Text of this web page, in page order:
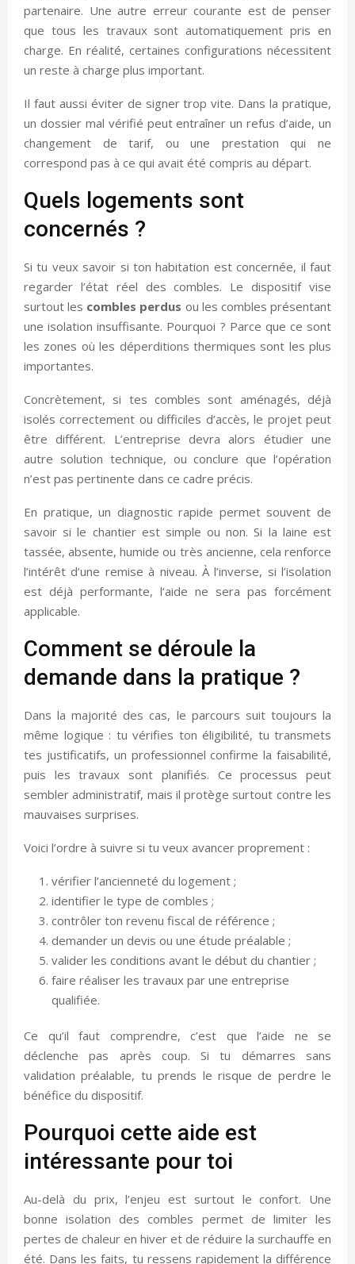
partenaire. Une autre erreur courante est de penser
que tous les travaux sont automatiquement pris en
charge. En réalité, certaines configurations nécessitent
un reste à charge plus important.
Il faut aussi éviter de signer trop vite. Dans la pratique,
un dossier mal vérifié peut entraîner un refus d’aide, un
changement de tarif, ou une prestation qui ne
correspond pas à ce qui avait été compris au départ.
Quels logements sont
concernés ?
Si tu veux savoir si ton habitation est concernée, il faut
regarder l’état réel des combles. Le dispositif vise
surtout les combles perdus ou les combles présentant
une isolation insuffisante. Pourquoi ? Parce que ce sont
les zones où les déperditions thermiques sont les plus
importantes.
Concrètement, si tes combles sont aménagés, déjà
isolés correctement ou difficiles d’accès, le projet peut
être différent. L’entreprise devra alors étudier une
autre solution technique, ou conclure que l’opération
n’est pas pertinente dans ce cadre précis.
En pratique, un diagnostic rapide permet souvent de
savoir si le chantier est simple ou non. Si la laine est
tassée, absente, humide ou très ancienne, cela renforce
l’intérêt d’une remise à niveau. À l’inverse, si l’isolation
est déjà performante, l’aide ne sera pas forcément
applicable.
Comment se déroule la
demande dans la pratique ?
Dans la majorité des cas, le parcours suit toujours la
même logique : tu vérifies ton éligibilité, tu transmets
tes justificatifs, un professionnel confirme la faisabilité,
puis les travaux sont planifiés. Ce processus peut
sembler administratif, mais il protège surtout contre les
mauvaises surprises.
Voici l’ordre à suivre si tu veux avancer proprement :
vérifier l’ancienneté du logement ;
identifier le type de combles ;
contrôler ton revenu fiscal de référence ;
demander un devis ou une étude préalable ;
valider les conditions avant le début du chantier ;
faire réaliser les travaux par une entreprise
qualifiée.
Ce qu’il faut comprendre, c’est que l’aide ne se
déclenche pas après coup. Si tu démarres sans
validation préalable, tu prends le risque de perdre le
bénéfice du dispositif.
Pourquoi cette aide est
intéressante pour toi
Au-delà du prix, l’enjeu est surtout le confort. Une
bonne isolation des combles permet de limiter les
pertes de chaleur en hiver et de réduire la surchauffe en
été. Dans les faits, tu ressens rapidement la différence